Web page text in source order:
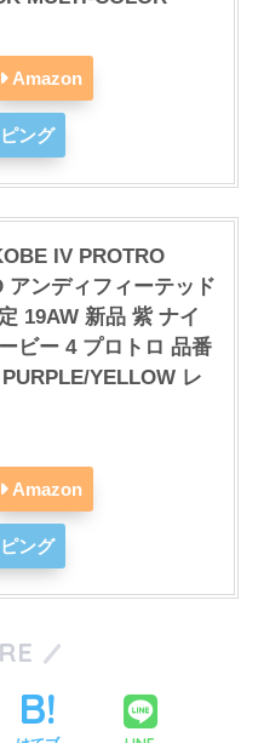
Amazon
ング
IV PROTRO
アンディフィーテッド
19AW 新品 紫 ナイ
ビー 4 プロトロ 品番
YELLOW レ
Amazon
ング